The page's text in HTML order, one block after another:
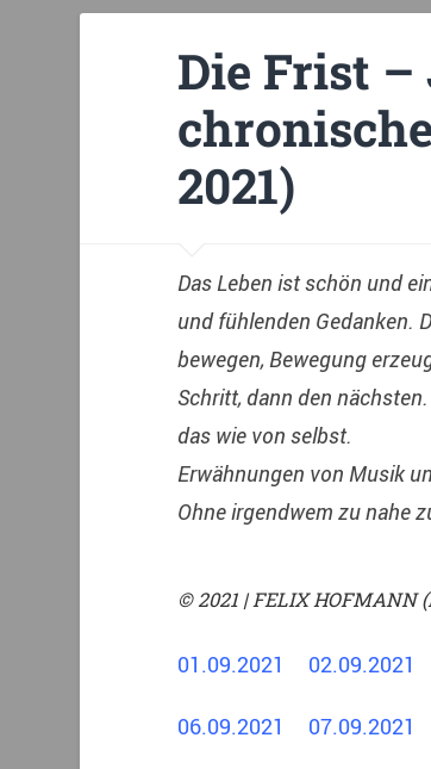
Die Frist
2021)
Das Leben ist schön und
und fühlenden Gedanken.
bewegen, Bewegung
Schritt, dann den
das wie von selbst.
Erwähnungen von Musik
Ohne irgendwem zu nahe
© 2021 | FELIX HOFMANN
01.09.2021 02.09.2021
06.09.2021 07.09.2021